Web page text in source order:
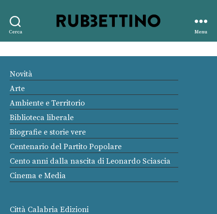
Cerca
editore
Menu
Novità
Arte
Ambiente e Territorio
Biblioteca liberale
Biografie e storie vere
Centenario del Partito Popolare
Cento anni dalla nascita di Leonardo Sciascia
Cinema e Media
Città Calabria Edizioni